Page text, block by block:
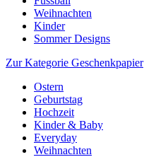
Weihnachten
Kinder
Sommer Designs
Zur Kategorie Geschenkpapier
Ostern
Geburtstag
Hochzeit
Kinder & Baby
Everyday
Weihnachten